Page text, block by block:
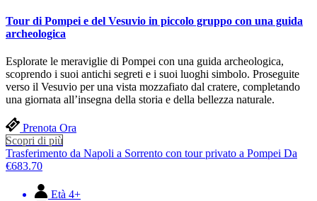
Tour di Pompei e del Vesuvio in piccolo gruppo con una guida
archeologica
Esplorate le meraviglie di Pompei con una guida archeologica,
scoprendo i suoi antichi segreti e i suoi luoghi simbolo. Proseguite
verso il Vesuvio per una vista mozzafiato dal cratere, completando
una giornata all’insegna della storia e della bellezza naturale.
Prenota Ora
Scopri di più
Trasferimento da Napoli a Sorrento con tour privato a Pompei Da
€683.70
Età 4+